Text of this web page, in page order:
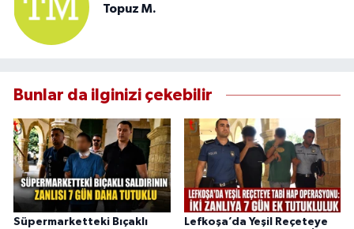
Topuz M.
Bunlar da ilginizi çekebilir
Süpermarketteki Bıçaklı Lefkoşa’da Yeşil Reçeteye